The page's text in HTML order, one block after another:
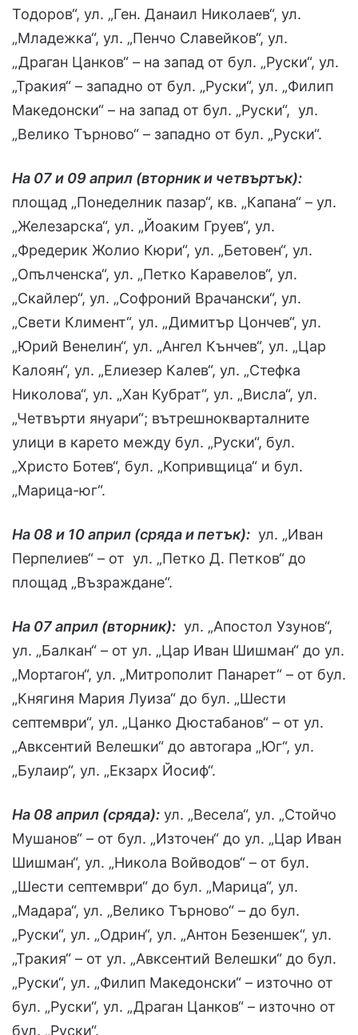
Тодоров“, ул. „Ген. Данаил Николаев“, ул.
„Младежка“, ул. „Пенчо Славейков“, ул.
„Драган Цанков“ – на запад от бул. „Руски“, ул.
„Тракия“ – западно от бул. „Руски“, ул. „Филип
Македонски“ – на запад от бул. „Руски“, ул.
„Велико Търново“ – западно от бул. „Руски“.
На 07 и 09 април (вторник и четвъртък):
площад „Понеделник пазар“, кв. „Капана“ – ул.
„Железарска“, ул. „Йоаким Груев“, ул.
„Фредерик Жолио Кюри“, ул. „Бетовен“, ул.
„Опълченска“, ул. „Петко Каравелов“, ул.
„Скайлер“, ул. „Софроний Врачански“, ул.
„Свети Климент“, ул. „Димитър Цончев“, ул.
„Юрий Венелин“, ул. „Ангел Кънчев“, ул. „Цар
Калоян“, ул. „Елиезер Калев“, ул. „Стефка
Николова“, ул. „Хан Кубрат“, ул. „Висла“, ул.
„Четвърти януари“; вътрешнокварталните
улици в карето между бул. „Руски“, бул.
„Христо Ботев“, бул. „Копривщица“ и бул.
„Марица-юг“.
На 08 и 10 април (сряда и петък): ул. „Иван
Перпелиев“ – от ул. „Петко Д. Петков“ до
площад „Възраждане“.
На 07 април (вторник): ул. „Апостол Узунов“,
ул. „Балкан“ – от ул. „Цар Иван Шишман“ до ул.
„Мортагон“, ул. „Митрополит Панарет“ – от бул.
„Княгиня Мария Луиза“ до бул. „Шести
септември“, ул. „Цанко Дюстабанов“ – от ул.
„Авксентий Велешки“ до автогара „Юг“, ул.
„Булаир“, ул. „Екзарх Йосиф“.
На 08 април (сряда): ул. „Весела“, ул. „Стойчо
Мушанов“ – от бул. „Източен“ до ул. „Цар Иван
Шишман“, ул. „Никола Войводов“ – от бул.
„Шести септември“ до бул. „Марица“, ул.
„Мадара“, ул. „Велико Търново“ – до бул.
„Руски“, ул. „Одрин“, ул. „Антон Безеншек“, ул.
„Тракия“ – от ул. „Авксентий Велешки“ до бул.
„Руски“, ул. „Филип Македонски“ – източно от
бул. „Руски“, ул. „Драган Цанков“ – източно от
бул. „Руски“.